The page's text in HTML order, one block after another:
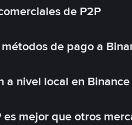
de P2P
de pago a
a nivel local en Binance
es mejor que otros